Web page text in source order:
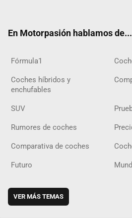
En Motorpasión hablamos de...
Fórmula1
Coches híbridos y
enchufables
SUV
Rumores de coches
Comparativa de coches
Futuro
VER MÁS TEMAS